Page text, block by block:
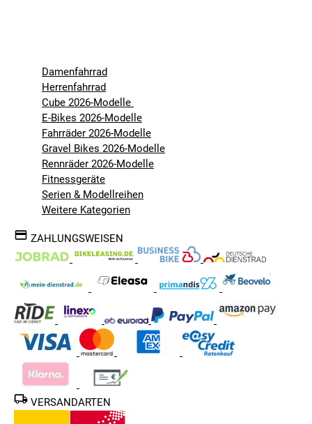
Damenfahrrad
Herrenfahrrad
Cube 2026-Modelle
E-Bikes 2026-Modelle
Fahrräder 2026-Modelle
Gravel Bikes 2026-Modelle
Rennräder 2026-Modelle
Fitnessgeräte
Serien & Modellreihen
Weitere Kategorien
ZAHLUNGSWEISEN
VERSANDARTEN